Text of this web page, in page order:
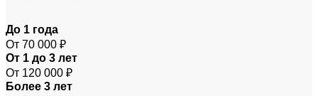
До 1 года
От 70 000 ₽
От 1 до 3 лет
От 120 000 ₽
Более 3 лет